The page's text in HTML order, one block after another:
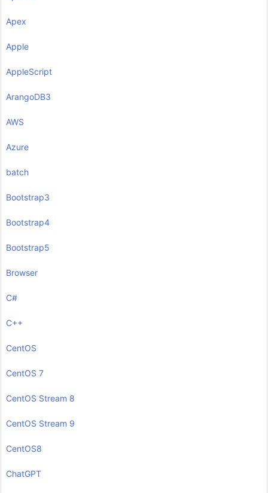
Apex
Apple
AppleScript
ArangoDB3
AWS
Azure
batch
Bootstrap3
Bootstrap4
Bootstrap5
Browser
C#
C++
CentOS
CentOS 7
CentOS Stream 8
CentOS Stream 9
CentOS8
ChatGPT